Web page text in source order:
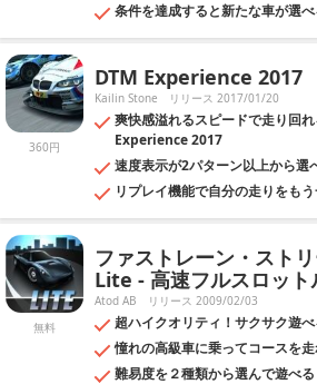
条件を達成すると新たな車が選べ
360円
DTM Experience 2017
Kailin Stone リリース 2017/01/20
爽快感溢れるスピードで走り回
Experience 2017
速度表示が2パターン以上から選
リプレイ機能で自分の走りをもう
無料
ファストレーン・スト
Lite - 高速フルスロット
Atod AB リリース 2009/02/03
超ハイクオリティ！サクサク遊
憧れの高級車に乗ってコースを
難易度を２種類から選んで遊べる